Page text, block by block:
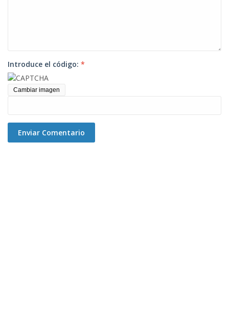
Introduce el código: *
Cambiar imagen
Enviar Comentario